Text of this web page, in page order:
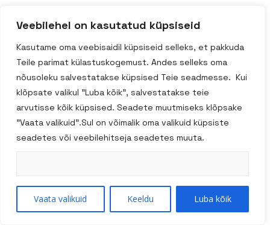
Veebilehel on kasutatud küpsiseid
Kasutame oma veebisaidil küpsiseid selleks, et pakkuda
Teile parimat külastuskogemust. Andes selleks oma
nõusoleku salvestatakse küpsised Teie seadmesse. Kui
klõpsate valikul "Luba kõik", salvestatakse teie
arvutisse kõik küpsised. Seadete muutmiseks klõpsake
"Vaata valikuid".Sul on võimalik oma valikuid küpsiste
seadetes või veebilehitseja seadetes muuta.
Vaata valikuid Keeldu Luba kõik
Avasta OILALÁ uued õlid ehk „mägede peidetud
Leia oma jõulukink – valik kinkekarpe!
NICOLAS VAHÉ uus värskendav limonaad!
Arhiiv
detsember 2024
november 2024